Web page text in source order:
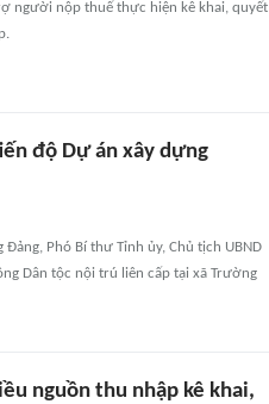
người nộp thuế thực hiện kê khai, quyết
độ Dự án xây dựng
Phó Bí thư Tỉnh ủy, Chủ tịch UBND
Dân tộc nội trú liên cấp tại xã Trường
nguồn thu nhập kê khai,